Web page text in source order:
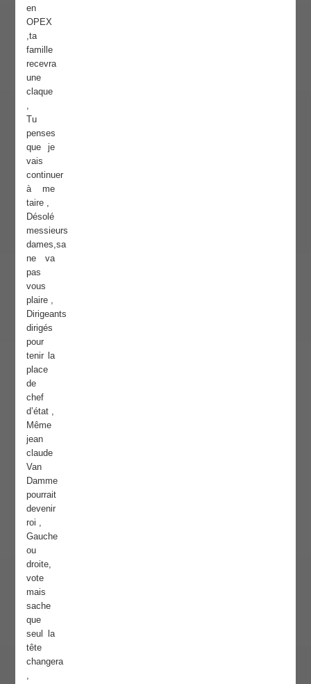
en
OPEX
,ta
famille
recevra
une
claque
Tu
penses
que je
vais
continuer
à me
taire ,
Désolé
messieurs
dames,sa
ne va
pas
vous
plaire ,
Dirigeants
dirigés
pour
tenir la
place
de
chef
d’état ,
Même
jean
claude
Van
Damme
pourrait
devenir
roi ,
Gauche
ou
droite,
vote
mais
sache
que
seul la
tête
changera